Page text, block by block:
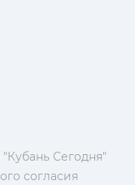
Сегодня"
согласия